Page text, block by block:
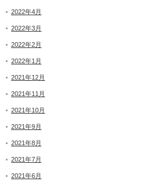
2022年4月
2022年3月
2022年2月
2022年1月
2021年12月
2021年11月
2021年10月
2021年9月
2021年8月
2021年7月
2021年6月